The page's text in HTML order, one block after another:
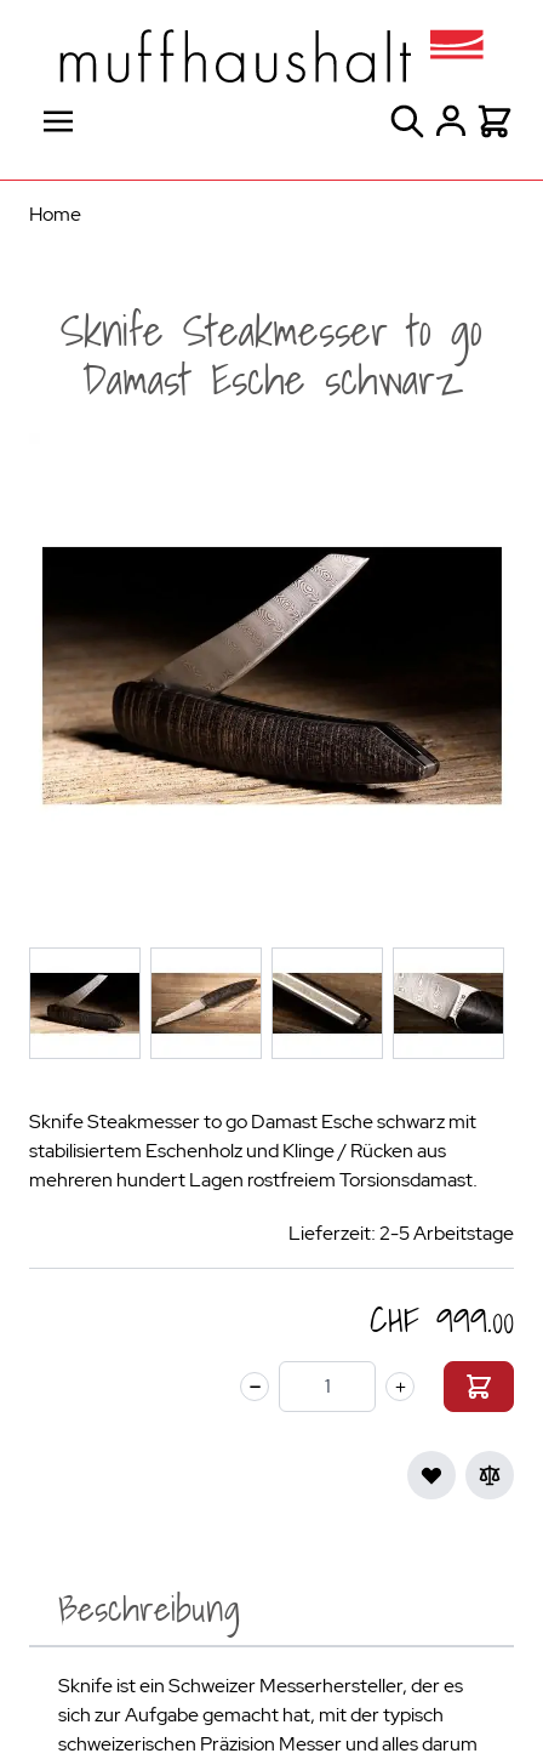
Suche
Home
Sknife Steakmesser to go
Damast Esche schwarz
Sknife Steakmesser to go Damast Esche schwarz mit
stabilisiertem Eschenholz und Klinge / Rücken aus
mehreren hundert Lagen rostfreiem Torsionsdamast.
Lieferzeit: 2-5 Arbeitstage
CHF 999.00
Menge
Beschreibung
Sknife ist ein Schweizer Messerhersteller, der es
sich zur Aufgabe gemacht hat, mit der typisch
schweizerischen Präzision Messer und alles darum